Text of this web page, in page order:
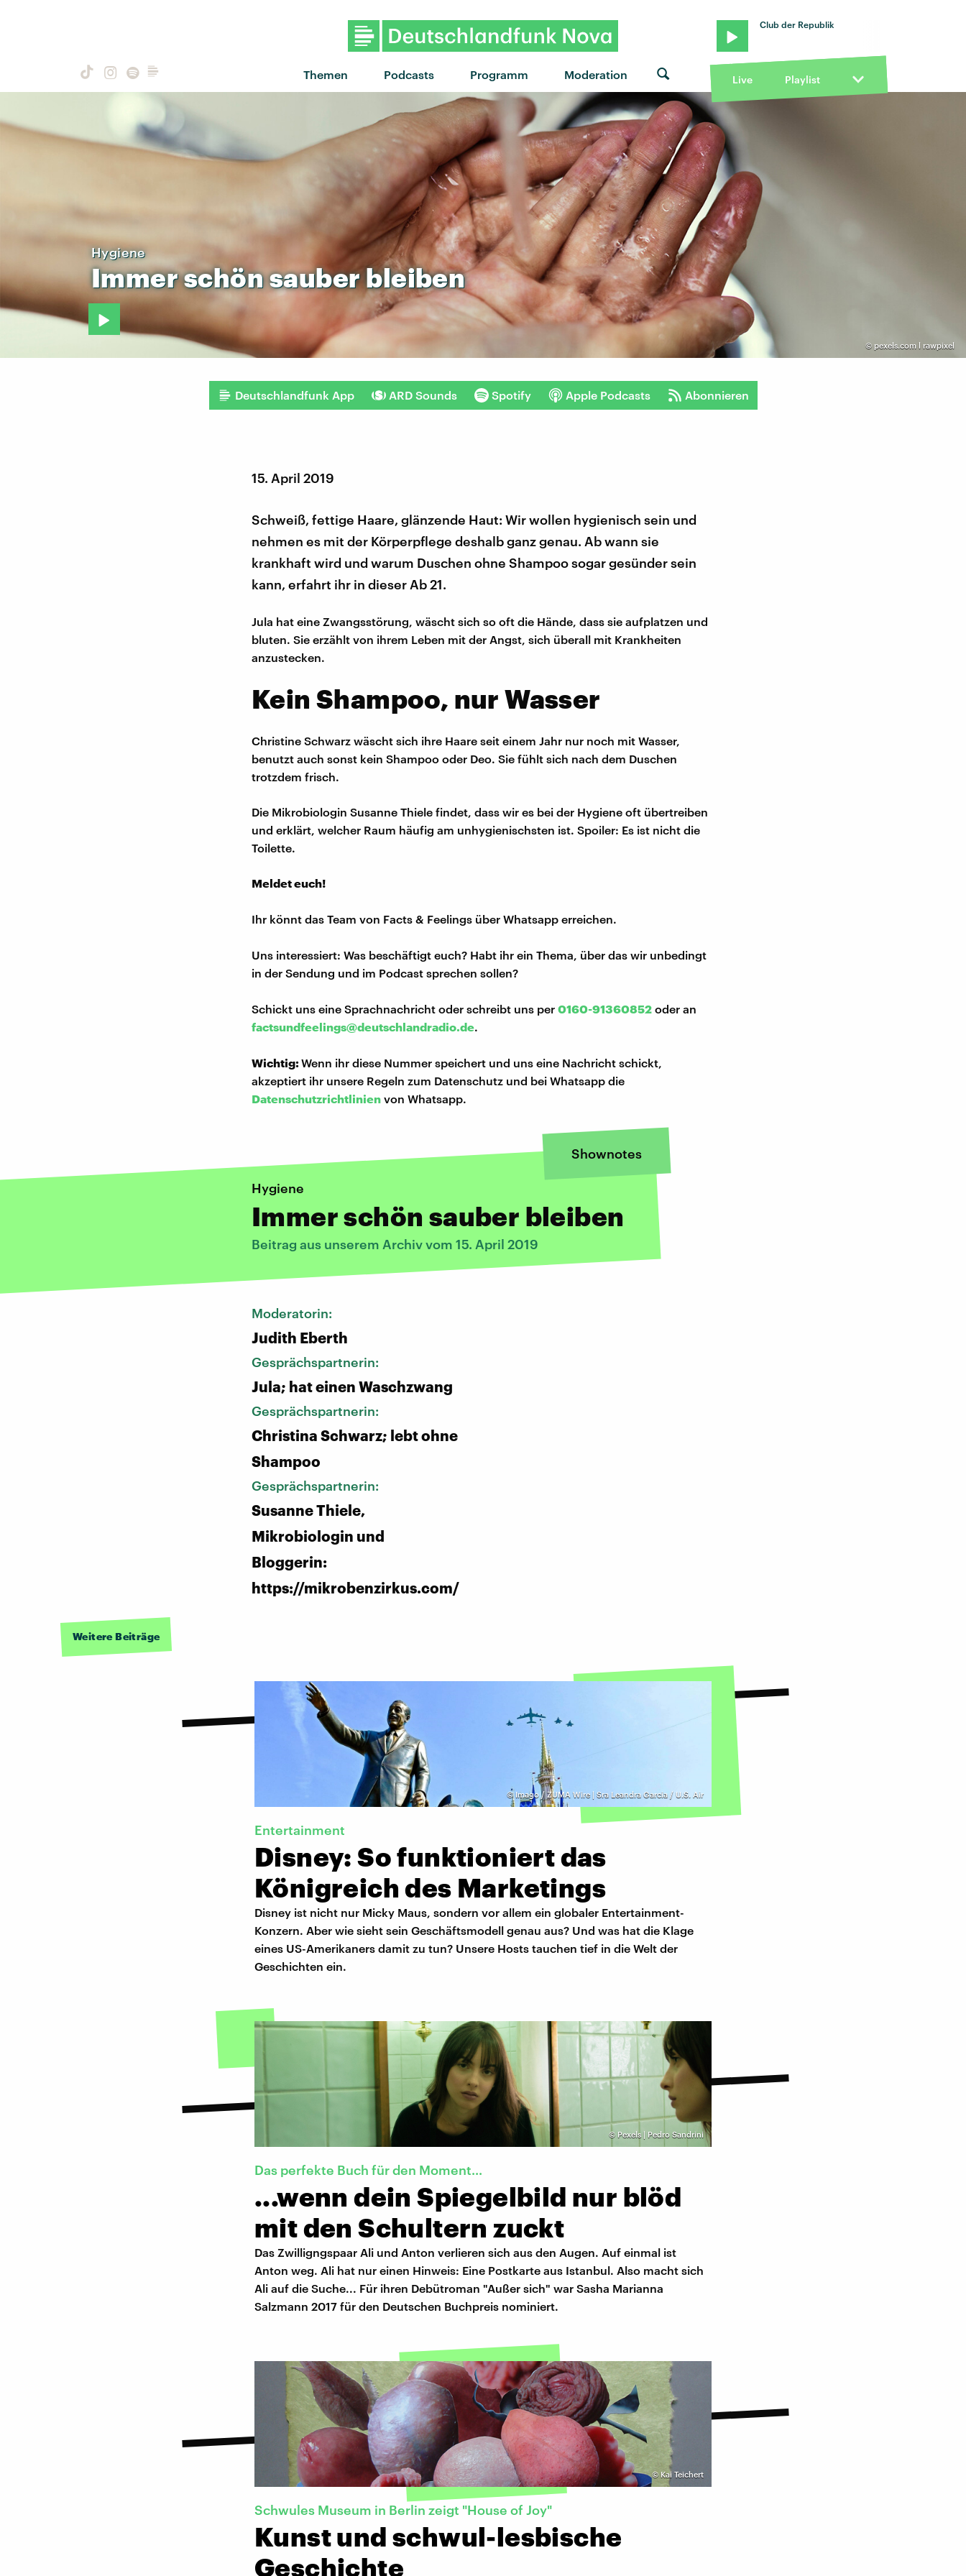
Themen Podcasts Programm Moderation
Club der Republik
Live Playlist
© pexels.com l rawpixel
Hygiene
Immerschönsauberbleiben
Deutschlandfunk App ARD Sounds Spotify Apple Podcasts Abonnieren
15. April 2019
Schweiß, fettige Haare, glänzende Haut: Wir wollen hygienisch sein und
nehmen es mit der Körperpflege deshalb ganz genau. Ab wann sie
krankhaft wird und warum Duschen ohne Shampoo sogar gesünder sein
kann, erfahrt ihr in dieser Ab 21.
Jula hat eine Zwangsstörung, wäscht sich so oft die Hände, dass sie aufplatzen und
bluten. Sie erzählt von ihrem Leben mit der Angst, sich überall mit Krankheiten
anzustecken.
Kein Shampoo, nur Wasser
Christine Schwarz wäscht sich ihre Haare seit einem Jahr nur noch mit Wasser,
benutzt auch sonst kein Shampoo oder Deo. Sie fühlt sich nach dem Duschen
trotzdem frisch.
Die Mikrobiologin Susanne Thiele findet, dass wir es bei der Hygiene oft übertreiben
und erklärt, welcher Raum häufig am unhygienischsten ist. Spoiler: Es ist nicht die
Toilette.
Meldet euch!
Ihr könnt das Team von Facts & Feelings über Whatsapp erreichen.
Uns interessiert: Was beschäftigt euch? Habt ihr ein Thema, über das wir unbedingt
in der Sendung und im Podcast sprechen sollen?
Schickt uns eine Sprachnachricht oder schreibt uns per 0160-91360852 oder an
factsundfeelings@deutschlandradio.de.
Wichtig:Wenn ihr diese Nummer speichert und uns eine Nachricht schickt,
akzeptiert ihr unsere Regeln zum Datenschutz und bei Whatsapp die
Datenschutzrichtlinien von Whatsapp.
Shownotes
Hygiene
Immer schön sauber bleiben
Beitrag aus unserem Archiv vom 15. April 2019
Moderatorin:
Judith Eberth
Gesprächspartnerin:
Jula; hat einen Waschzwang
Gesprächspartnerin:
Christina Schwarz; lebt ohne
Shampoo
Gesprächspartnerin:
Susanne Thiele,
Mikrobiologin und
Bloggerin:
https://mikrobenzirkus.com/
Weitere Beiträge
©Imago / ZUMA Wire | Sra Leandra Garcia / U.S. Air
Entertainment
Disney: So funktioniert das
Königreich des Marketings
Disney ist nicht nur Micky Maus, sondern vor allem ein globaler Entertainment-
Konzern. Aber wie sieht sein Geschäftsmodell genau aus? Und was hat die Klage
eines US-Amerikaners damit zu tun? Unsere Hosts tauchen tief in die Welt der
Geschichten ein.
© Pexels | Pedro Sandrini
Das perfekte Buch für den Moment...
...wenn dein Spiegelbild nur blöd
mit den Schultern zuckt
Das Zwilligngspaar Ali und Anton verlieren sich aus den Augen. Auf einmal ist
Anton weg. Ali hat nur einen Hinweis: Eine Postkarte aus Istanbul. Also macht sich
Ali auf die Suche... Für ihren Debütroman "Außer sich" war Sasha Marianna
Salzmann 2017 für den Deutschen Buchpreis nominiert.
© Kai Teichert
Schwules Museum in Berlin zeigt "House of Joy"
Kunst und schwul-lesbische
Geschichte